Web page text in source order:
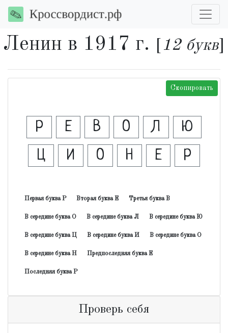
Ленин в 1917 г. 12 букв]
Скопировать
Р Е В О Л
Ю
Ц
И О Н Е Р
Первая буква Р Вторая буква Е Третья буква В
В середине буква О В середине буква Л В середине буква Ю
В середине буква Ц В середине буква И В середине буква О
В середине буква Н Предпоследняя буква Е
Последняя буква Р
Проверь себя